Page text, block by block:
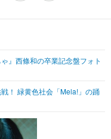
ブログ
』西條和の卒業記念盤フォト
！ 緑黄色社会「Mela!」の踊